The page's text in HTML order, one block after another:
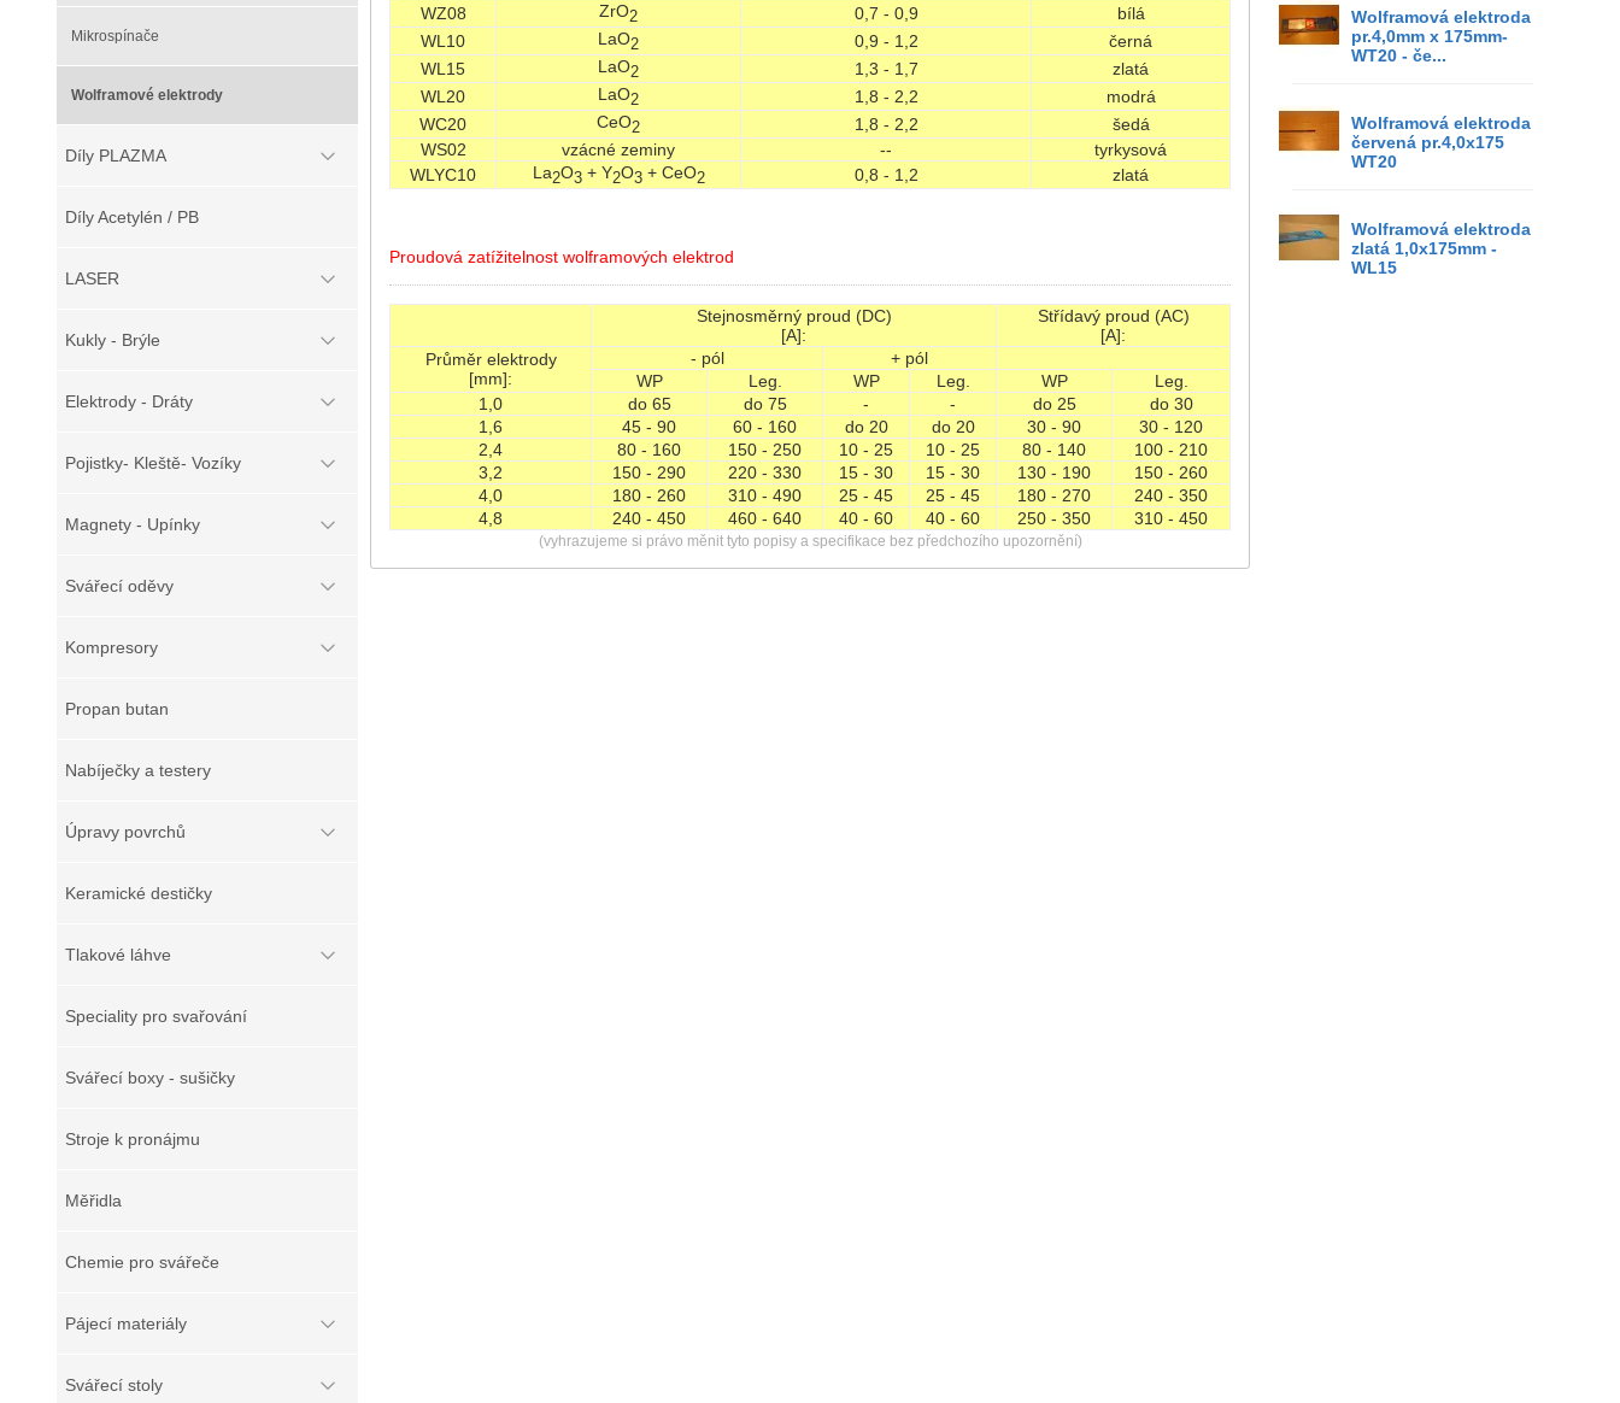
Wolframová elektroda
pr.4,0mm x 175mm-
WT20 - če...
Wolframová elektroda
červená pr.4,0x175
WT20
Wolframová elektroda
zlatá 1,0x175mm -
WL15
Mikrospínače
Wolframové elektrody
Díly PLAZMA
Díly Acetylén / PB
LASER
Kukly - Brýle
Elektrody - Dráty
Pojistky- Kleště- Vozíky
Magnety - Upínky
Svářecí oděvy
Kompresory
Propan butan
Nabíječky a testery
Úpravy povrchů
Keramické destičky
Tlakové láhve
Speciality pro svařování
Svářecí boxy - sušičky
Stroje k pronájmu
Měřidla
Chemie pro svářeče
Pájecí materiály
Svářecí stoly
WZ08
ZrO2 0,7 - 0,9
bílá
WL10
LaO2 0,9 - 1,2
černá
WL15
LaO2 1,3 - 1,7
zlatá
WL20
LaO2 1,8 - 2,2
modrá
WC20
CeO2 1,8 - 2,2
šedá
WS02
vzácné zeminy --
tyrkysová
WLYC10
La2O3+ Y2O3+ CeO2 0,8 - 1,2 zlatá
Proudová zatížitelnost wolframových elektrod
Stejnosměrný proud (DC)
[A]:
Střídavý proud (AC)
[A]:
Průměr elektrody
[mm]:
- pól
+ pól
WP
Leg. WP Leg. WP
Leg.
1,0
do 65 do 75 - - do 25
do 30
1,6
45 - 90 60 - 160 do 20 do 20 30 - 90
30 - 120
2,4
80 - 160 150 - 250 10 - 25 10 - 25 80 - 140
100 - 210
3,2
150 - 290 220 - 330 15 - 30 15 - 30 130 - 190
150 - 260
4,0
180 - 260 310 - 490 25 - 45 25 - 45 180 - 270
240 - 350
4,8
240 - 450 460 - 640 40 - 60 40 - 60 250 - 350 310 - 450
(vyhrazujeme si právo měnit tyto popisy a specifikace bez předchozího upozornění)